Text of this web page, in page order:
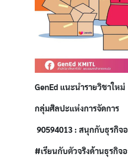
GenEd แนะนำรายวิชาใหม่
กลุ่มศิลปะแห่งการจัดการ
90594013 : สนุกกับธุรกิจอ
#เรียนกับตัวจริงด้านธุรกิจ